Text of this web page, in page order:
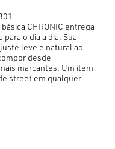
CHRONIC entrega
o dia a dia. Sua
leve e natural ao
desde
marcantes. Um item
street em qualquer